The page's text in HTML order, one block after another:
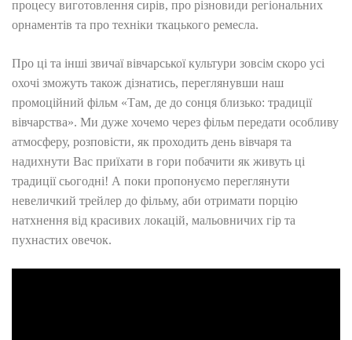
процесу виготовлення сирів, про різновиди регіональних
орнаментів та про техніки ткацького ремесла.
Про ці та інші звичаї вівчарської культури зовсім скоро усі
охочі зможуть також дізнатись, переглянувши наш
промоційний фільм «Там, де до сонця близько: традиції
вівчарства». Ми дуже хочемо через фільм передати особливу
атмосферу, розповісти, як проходить день вівчаря та
надихнути Вас приїхати в гори побачити як живуть ці
традиції сьогодні! А поки пропонуємо переглянути
невеличкий трейлер до фільму, аби отримати порцію
натхнення від красивих локацій, мальовничих гір та
пухнастих овечок.